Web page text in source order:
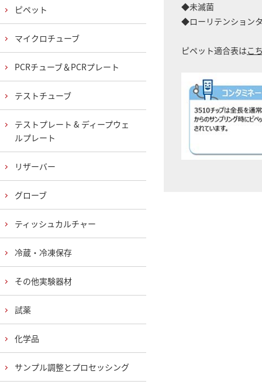
◆未滅菌
◆ローリテンション
ピペット適合表はこ
ピペット
マイクロチューブ
PCRチューブ＆PCRプレート
テストチューブ
テストプレート & ディープウェ
ルプレート
リザーバー
グローブ
ティッシュカルチャー
冷蔵・冷凍保存
その他実験器材
試薬
化学品
サンプル調整とプロセッシング